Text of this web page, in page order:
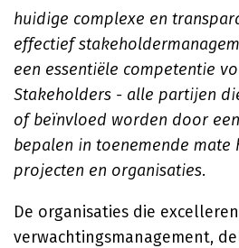
huidige complexe en
effectief
een essentiële competentie
Stakeholders - alle partijen
of beïnvloed worden door
bepalen in toenemende mate
projecten en organisaties.
De organisaties die
verwachtingsmanagement,